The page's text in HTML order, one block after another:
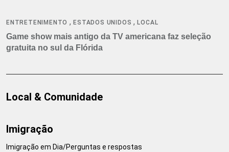
ENTRETENIMENTO ,ESTADOS UNIDOS ,LOCAL
Game show mais antigo da TV americana faz seleção
gratuita no sul da Flórida
Local & Comunidade
Imigração
Imigração em Dia/Perguntas e respostas